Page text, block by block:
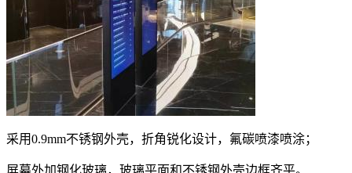
采用0.9mm不锈钢外壳，折角锐化设计，氟碳喷漆喷涂；
屏幕外加钢化玻璃，玻璃平面和不锈钢外壳边框齐平。